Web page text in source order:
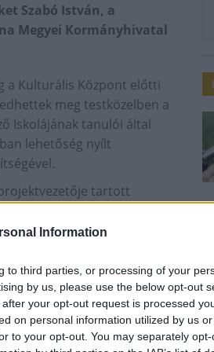
Information
to third parties, or processing of your
by us, please use the below opt-out
your opt-out request is processed
on personal information utilized by us
to your opt-out. You may separately
Szabó István, a
Megyei Kormányhivatal
a Kulturális Központ előtti
meg testközelben a
Iskolájának tanulói által
lehetőség nyílt
tartott
ahol szakmai
az önismeret
tanácsokkal várták őket
16.00 óráig, szombaton